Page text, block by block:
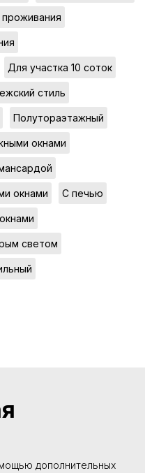
Для участка 10 соток
стиль
Полутораэтажный
окнами
окнами С печью
светом
дополнительных